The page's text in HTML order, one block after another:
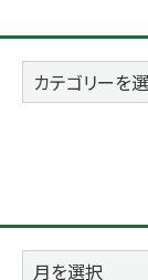
カ
テ
ア